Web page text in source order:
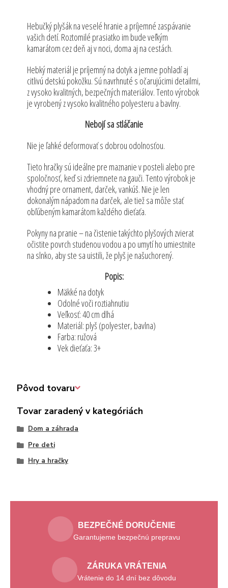
Hebučký plyšák na veselé hranie a príjemné zaspávanie
vašich detí. Roztomilé prasiatko im bude veľkým
kamarátom cez deň aj v noci, doma aj na cestách.
Hebký materiál je príjemný na dotyk a jemne pohladí aj
citlivú detskú pokožku. Sú navrhnuté s očarujúcimi detailmi,
z vysoko kvalitných, bezpečných materiálov. Tento výrobok
je vyrobený z vysoko kvalitného polyesteru a bavlny.
Nebojí sa stláčanie
Nie je ľahké deformovať s dobrou odolnosťou.
Tieto hračky sú ideálne pre maznanie v posteli alebo pre
spoločnosť, keď si zdriemnete na gauči. Tento výrobok je
vhodný pre ornament, darček, vankúš. Nie je len
dokonalým nápadom na darček, ale tiež sa môže stať
obľúbeným kamarátom každého dieťaťa.
Pokyny na pranie – na čistenie takýchto plyšových zvierat
očistite povrch studenou vodou a po umytí ho umiestnite
na slnko, aby ste sa uistili, že plyš je našuchorený.
Popis:
Mäkké na dotyk
Odolné voči roztiahnutiu
Veľkosť: 40 cm dlhá
Materiál: plyš (polyester, bavlna)
Farba: ružová
Vek dieťaťa: 3+
Pôvod tovaru
Tovar zaradený v kategóriách
Dom a záhrada
Pre deti
Hry a hračky
BEZPEČNÉ DORUČENIE
Garantujeme bezpečnú prepravu
ZÁRUKA VRÁTENIA
Vrátenie do 14 dní bez dôvodu